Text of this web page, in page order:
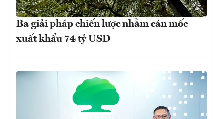
Ba giải pháp chiến lược nhằm cán mốc
xuất khẩu 74 tỷ USD